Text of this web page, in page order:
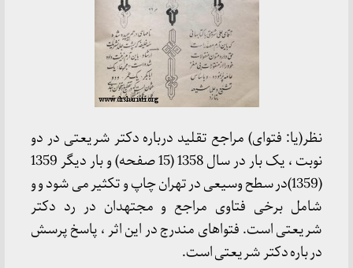
نظر(یا: فتوای) مراجع تقلید درباره دکتر شریعتی در دو
نوبت ، یک بار در سال 1358 (15 صفحه) و بار دیگر 1359
(1359)در سطح وسیعی در تهران چاپ و تکثیر می شود و و
شامل برخی فتاوی مراجع و مجتهدان در رد دکتر
شریعتی است. فتواهای مندرج در این اثر ، پاسخ پرسش
در باره دکتر شریعتی است.